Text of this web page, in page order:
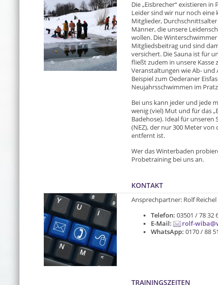
Die „Eisbrecher“ existieren in
Leider sind wir nur noch eine
Mitglieder, Durchschnittsalter
Männer, die unsere
wollen. Die
Mitgliedsbeitrag und sind
versichert. Die Sauna ist für
fließt zudem in unsere Kasse
Veranstaltungen wie Ab- und
Beispiel zum Oederaner
Neujahrsschwimmen im
Bei uns kann jeder und jede
wenig (viel) Mut und für das
Badehose). Ideal für
(NEZ), der nur 300 Meter von
entfernt ist.
Wer das Winterbaden
Probetraining bei uns an.
KONTAKT
Ansprechpartner: Rolf Reichel
Telefon: 03501 / 78 32
E-Mail:
rolf-
WhatsApp: 0170 / 88
TRAININGSZEITEN